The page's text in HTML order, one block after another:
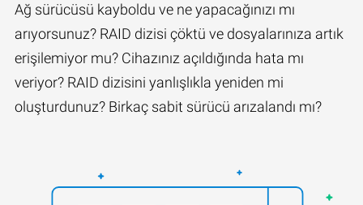
Ağ sürücüsü kayboldu ve ne yapacağınızı mı
arıyorsunuz? RAID dizisi çöktü ve dosyalarınıza artık
erişilemiyor mu? Cihazınız açıldığında hata mı
veriyor? RAID dizisini yanlışlıkla yeniden mi
oluşturdunuz? Birkaç sabit sürücü arızalandı mı?